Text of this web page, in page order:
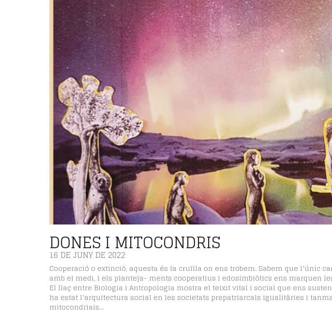
DONES I MITOCONDRIS
16 DE JUNY DE 2022
Cooperació o extinció, aquesta és la cruïlla on ens trobem. Sabem que l’únic
amb el medi, i els planteja- ments cooperatius i edosimbiòtics ens marquen
El llaç entre Biologia i Antropologia mostra el teixit vital i social que ens
ha estat l’arquitectura social en les societats prepatriarcals igualitàries i
mitocondrials…